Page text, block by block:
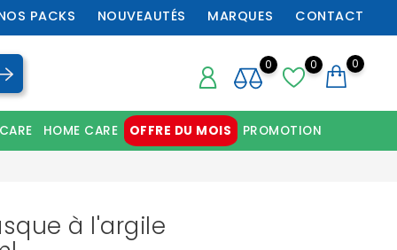
PACKS NOUVEAUTÉS MARQUES CONTACT
0 0
0
HOME CARE OFFRE DU MOIS PROMOTION
à l'argile